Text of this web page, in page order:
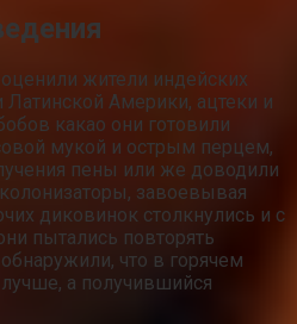
жители индейских
Латинской Америки, ацтеки и
какао они готовили
мукой и острым перцем,
пены или же доводили
завоевывая
диковинок столкнулись и с
пытались повторять
что в горячем
лучше, а получившийся